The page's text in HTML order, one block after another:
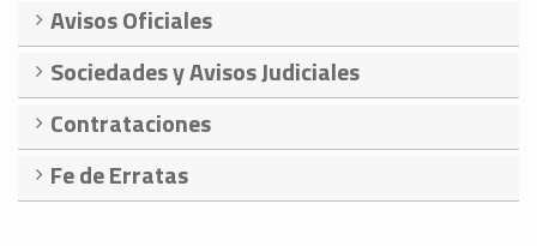
Avisos Oficiales
Sociedades y Avisos Judiciales
Contrataciones
Fe de Erratas